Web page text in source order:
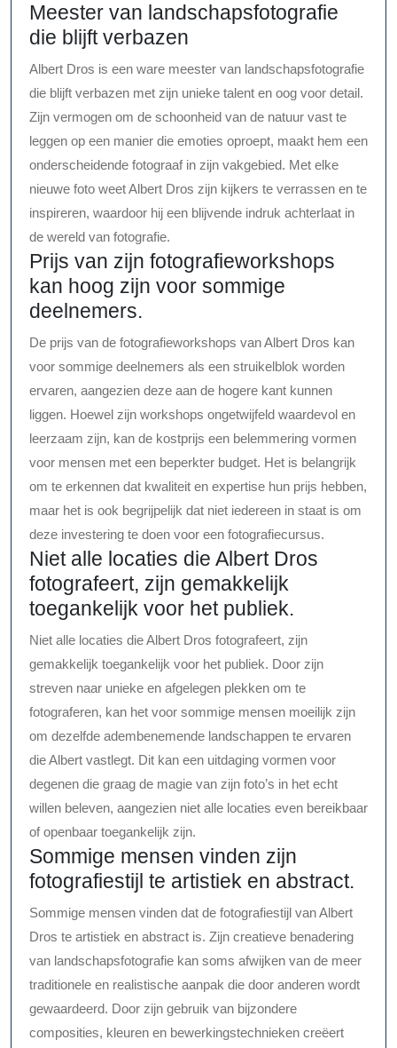
Meester van landschapsfotografie
die blijft verbazen
Albert Dros is een ware meester van landschapsfotografie
die blijft verbazen met zijn unieke talent en oog voor detail.
Zijn vermogen om de schoonheid van de natuur vast te
leggen op een manier die emoties oproept, maakt hem een
onderscheidende fotograaf in zijn vakgebied. Met elke
nieuwe foto weet Albert Dros zijn kijkers te verrassen en te
inspireren, waardoor hij een blijvende indruk achterlaat in
de wereld van fotografie.
Prijs van zijn fotografieworkshops
kan hoog zijn voor sommige
deelnemers.
De prijs van de fotografieworkshops van Albert Dros kan
voor sommige deelnemers als een struikelblok worden
ervaren, aangezien deze aan de hogere kant kunnen
liggen. Hoewel zijn workshops ongetwijfeld waardevol en
leerzaam zijn, kan de kostprijs een belemmering vormen
voor mensen met een beperkter budget. Het is belangrijk
om te erkennen dat kwaliteit en expertise hun prijs hebben,
maar het is ook begrijpelijk dat niet iedereen in staat is om
deze investering te doen voor een fotografiecursus.
Niet alle locaties die Albert Dros
fotografeert, zijn gemakkelijk
toegankelijk voor het publiek.
Niet alle locaties die Albert Dros fotografeert, zijn
gemakkelijk toegankelijk voor het publiek. Door zijn
streven naar unieke en afgelegen plekken om te
fotograferen, kan het voor sommige mensen moeilijk zijn
om dezelfde adembenemende landschappen te ervaren
die Albert vastlegt. Dit kan een uitdaging vormen voor
degenen die graag de magie van zijn foto’s in het echt
willen beleven, aangezien niet alle locaties even bereikbaar
of openbaar toegankelijk zijn.
Sommige mensen vinden zijn
fotografiestijl te artistiek en abstract.
Sommige mensen vinden dat de fotografiestijl van Albert
Dros te artistiek en abstract is. Zijn creatieve benadering
van landschapsfotografie kan soms afwijken van de meer
traditionele en realistische aanpak die door anderen wordt
gewaardeerd. Door zijn gebruik van bijzondere
composities, kleuren en bewerkingstechnieken creëert